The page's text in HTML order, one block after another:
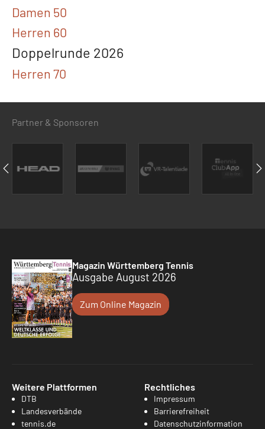
Damen 50
Herren 60
Doppelrunde 2026
Herren 70
Partner & Sponsoren
Magazin Württemberg Tennis
Ausgabe August 2026
Zum Online Magazin
Weitere Plattformen
DTB
Landesverbände
tennis.de
Rechtliches
Impressum
Barrierefreiheit
Datenschutzinformation